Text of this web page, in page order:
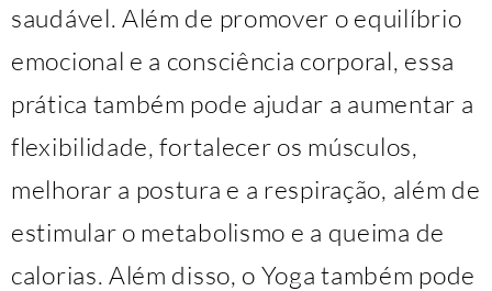
saudável. Além de promover o equilíbrio
emocional e a consciência corporal, essa
prática também pode ajudar a aumentar a
flexibilidade, fortalecer os músculos,
melhorar a postura e a respiração, além de
estimular o metabolismo e a queima de
calorias. Além disso, o Yoga também pode